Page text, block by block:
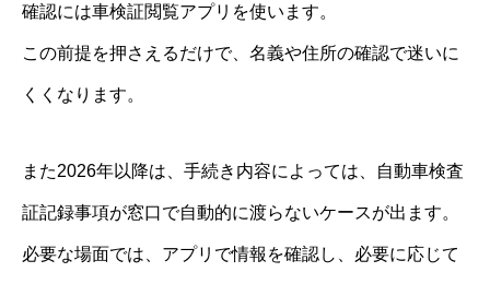
確認には車検証閲覧アプリを使います。
この前提を押さえるだけで、名義や住所の確認で迷いに
くくなります。
また2026年以降は、手続き内容によっては、自動車検査
証記録事項が窓口で自動的に渡らないケースが出ます。
必要な場面では、アプリで情報を確認し、必要に応じて